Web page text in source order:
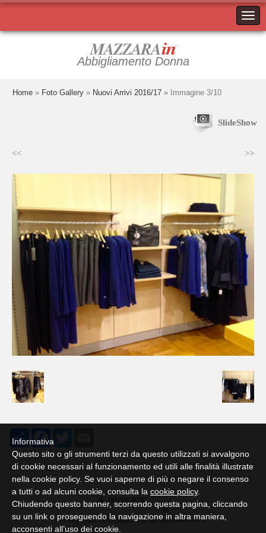
Abbigliamento Donna
Home » Foto Gallery » Nuovi Arrivi 2016/17 » Immagine 3/10
SlideShow
<< >>
Share
09/08/2026
© Copyright 2019 Mazzara in. All rights reserved. |
Informativa
Questo sito o gli strumenti terzi da questo utilizzati si avvalgono
di cookie necessari al funzionamento ed utili alle finalità illustrate
nella cookie policy. Se vuoi saperne di più o negare il consenso
a tutti o ad alcuni cookie, consulta la cookie policy.
Chiudendo questo banner, scorrendo questa pagina, cliccando
su un link o proseguendo la navigazione in altra maniera,
acconsenti all’uso dei cookie.